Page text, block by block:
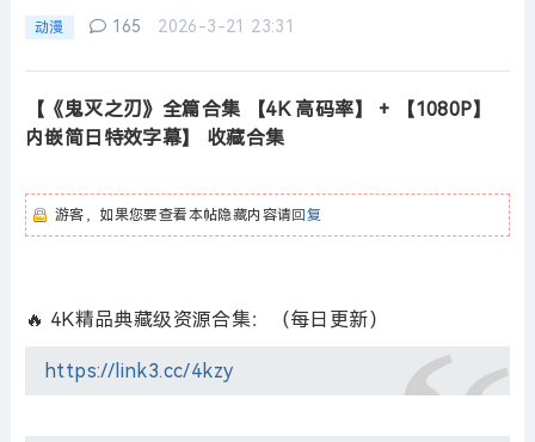
动漫 165 2026-3-21 23:31
【《鬼灭之刃》全篇合集 【4K 高码率】 + 【1080P】
内嵌简日特效字幕】 收藏合集
游客，如果您要查看本帖隐藏内容请回复
🔥 4K精品典藏级资源合集：（每日更新）
https://link3.cc/4kzy